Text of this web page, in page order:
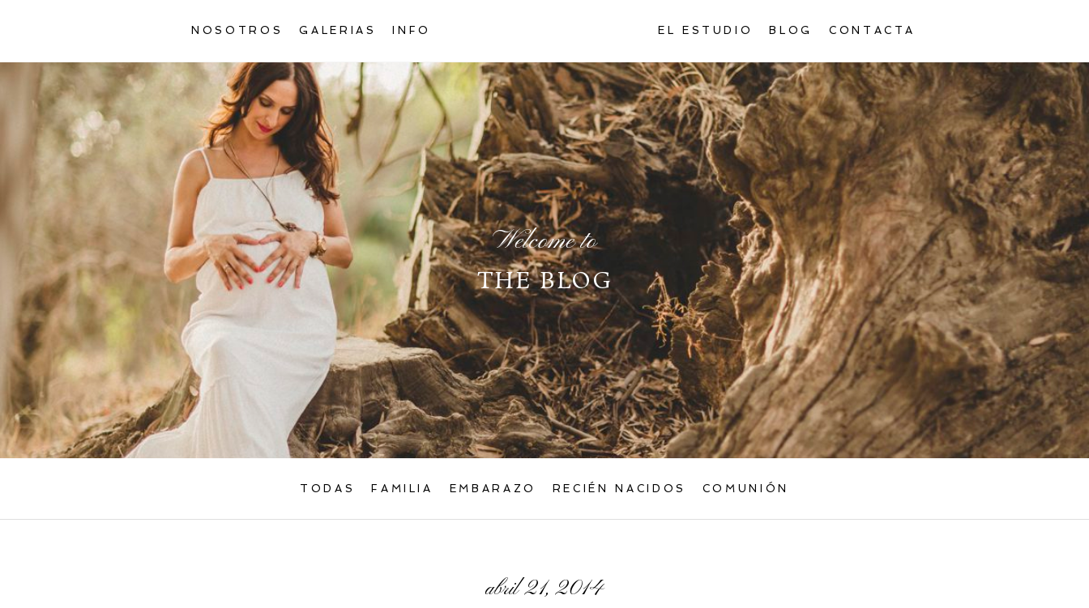
NOSOTROS GALERIAS INFO EL ESTUDIO BLOG CONTACTA
Welcome to
THE BLOG
TODAS FAMILIA EMBARAZO RECIÉN NACIDOS COMUNIÓN
abril 21, 2014